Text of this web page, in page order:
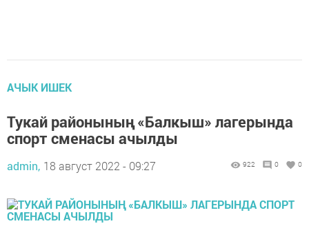
АЧЫК ИШЕК
Тукай районының «Балкыш» лагерында
спорт сменасы ачылды
admin, 18 август 2022 - 09:27 922 0 0